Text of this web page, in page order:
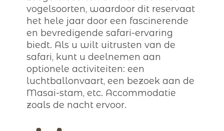
vogelsoorten, waardoor dit reservaat
het hele jaar door een fascinerende
en bevredigende safari-ervaring
biedt. Als u wilt uitrusten van de
safari, kunt u deelnemen aan
optionele activiteiten: een
luchtballonvaart, een bezoek aan de
Masai-stam, etc. Accommodatie
zoals de nacht ervoor.